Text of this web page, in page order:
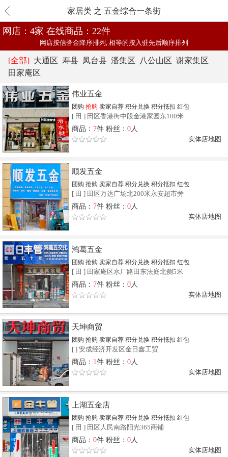
家居类 之 五金综合一条街
网店：4家 在线商品：22件
网店按信誉金降序排列, 相等的按入驻先后顺序排列
[全部] 大通区 寿县 凤台县 潘集区 八公山区 谢家集区
田家庵区
伟业五金
团购 抢购 卖家自荐 积分兑换 积分抵扣 红包
[ 田 ] 田区香港街中段金港家园东100米
商品： 7件 粉丝：0人
实体店地图
顺发五金
团购 抢购 卖家自荐 积分兑换 积分抵扣 红包
[ 田 ] 田区万达广场北200米永安超市旁
商品： 7件 粉丝：0人
实体店地图
鸿葛五金
团购 抢购 卖家自荐 积分兑换 积分抵扣 红包
[ 田 ] 田家庵区水厂路田东法庭北侧5米
商品： 7件 粉丝：0 人
实体店地图
天坤商贸
团购 抢购 卖家自荐 积分兑换 积分抵扣 红包
[]安成经济开发区金日鑫工贸
商品： 1件 粉丝：0人
实体店地图
上湖五金店
团购 抢购 卖家自荐 积分兑换 积分抵扣 红包
[ 田 ] 田区人民南路阳光365商铺
商品：0件 粉丝：0 人
实体店地图